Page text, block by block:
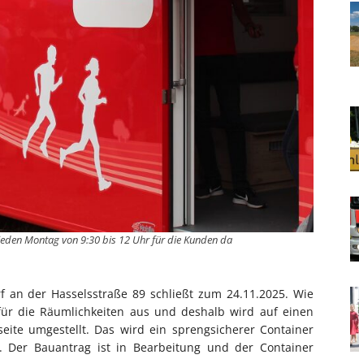
Montag von 9:30 bis 12 Uhr für die Kunden da
an der Hasselsstraße 89 schließt zum 24.11.2025. Wie
die Räumlichkeiten aus und deshalb wird auf einen
umgestellt. Das wird ein sprengsicherer Container
Bauantrag ist in Bearbeitung und der Container